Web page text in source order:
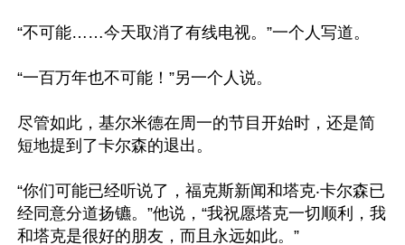
“不可能……今天取消了有线电视。”一个人写道。
“一百万年也不可能！”另一个人说。
尽管如此，基尔米德在周一的节目开始时，还是简
短地提到了卡尔森的退出。
“你们可能已经听说了，福克斯新闻和塔克‧卡尔森已
经同意分道扬镳。”他说，“我祝愿塔克一切顺利，我
和塔克是很好的朋友，而且永远如此。”